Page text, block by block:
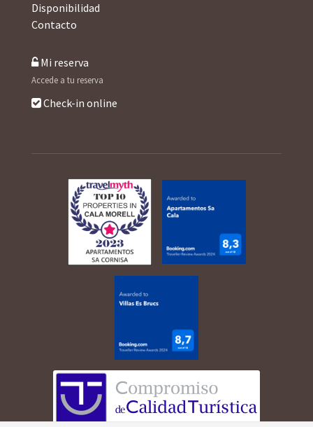
Disponibilidad
Contacto
Mi reserva
Accede a tu reserva
Check-in online